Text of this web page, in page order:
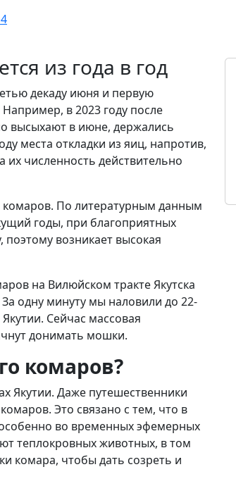
из года в год
декаду июня и первую
в 2023 году после
высыхают в июне, держались
места откладки из яиц, напротив,
их численность действительно
комаров. По литературным данным
годы, при благоприятных
возникает высокая
на Вилюйском тракте Якутска
одну минуту мы наловили до 22-
Сейчас массовая
донимать мошки.
комаров?
Якутии. Даже путешественники
Это связано с тем, что в
во временных эфемерных
теплокровных животных, в том
комара, чтобы дать созреть и